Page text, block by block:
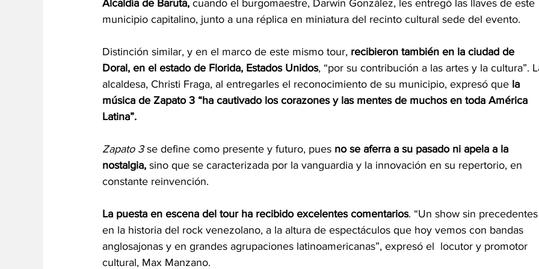
Alcaldía de Baruta, cuando el burgomaestre, Darwin González, les entregó las llaves de este
municipio capitalino, junto a una réplica en miniatura del recinto cultural sede del evento.
Distinción similar, y en el marco de este mismo tour, recibieron también en la ciudad de
Doral, en el estado de Florida, Estados Unidos, “por su contribución a las artes y la cultura”.
alcaldesa, Christi Fraga, al entregarles el reconocimiento de su municipio, expresó que la
música de Zapato 3 “ha cautivado los corazones y las mentes de muchos en toda América
Latina”.
Zapato 3 se define como presente y futuro, pues no se aferra a su pasado ni apela a la
nostalgia, sino que se caracterizada por la vanguardia y la innovación en su repertorio, en
constante reinvención.
La puesta en escena del tour ha recibido excelentes comentarios. “Un show sin
en la historia del rock venezolano, a la altura de espectáculos que hoy vemos con bandas
anglosajonas y en grandes agrupaciones latinoamericanas”, expresó el  locutor y promotor
cultural, Max Manzano.